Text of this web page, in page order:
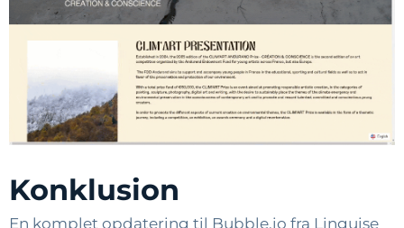
Konklusion
En komplet opdatering til Bubble.io fra Linguise